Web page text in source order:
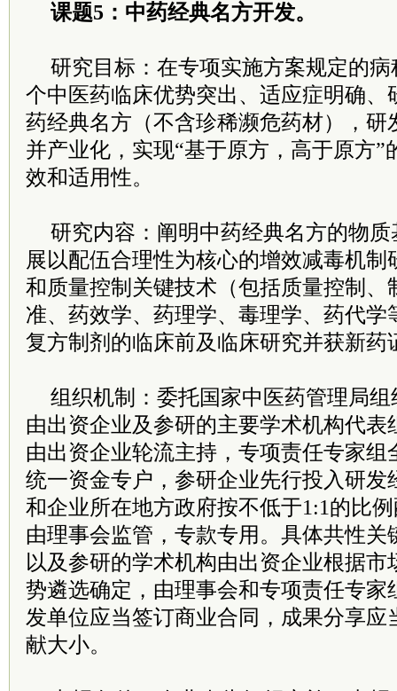
课题5：中药经典名方开发。
研究目标：在专项实施方案规定的病
个中医药临床优势突出、适应症明确、
药经典名方（不含珍稀濒危药材），研
并产业化，实现“基于原方，高于原方”
效和适用性。
研究内容：阐明中药经典名方的物
展以配伍合理性为核心的增效减毒机制
和质量控制关键技术（包括质量控制、
准、药效学、药理学、毒理学、药代学
复方制剂的临床前及临床研究并获新药
组织机制：委托国家中医药管理局
由出资企业及参研的主要学术机构代表
由出资企业轮流主持，专项责任专家组
统一资金专户，参研企业先行投入研发
和企业所在地方政府按不低于1:1的比
由理事会监管，专款专用。具体共性关
以及参研的学术机构由出资企业根据市
势遴选确定，由理事会和专项责任专家
发单位应当签订商业合同，成果分享应
献大小。